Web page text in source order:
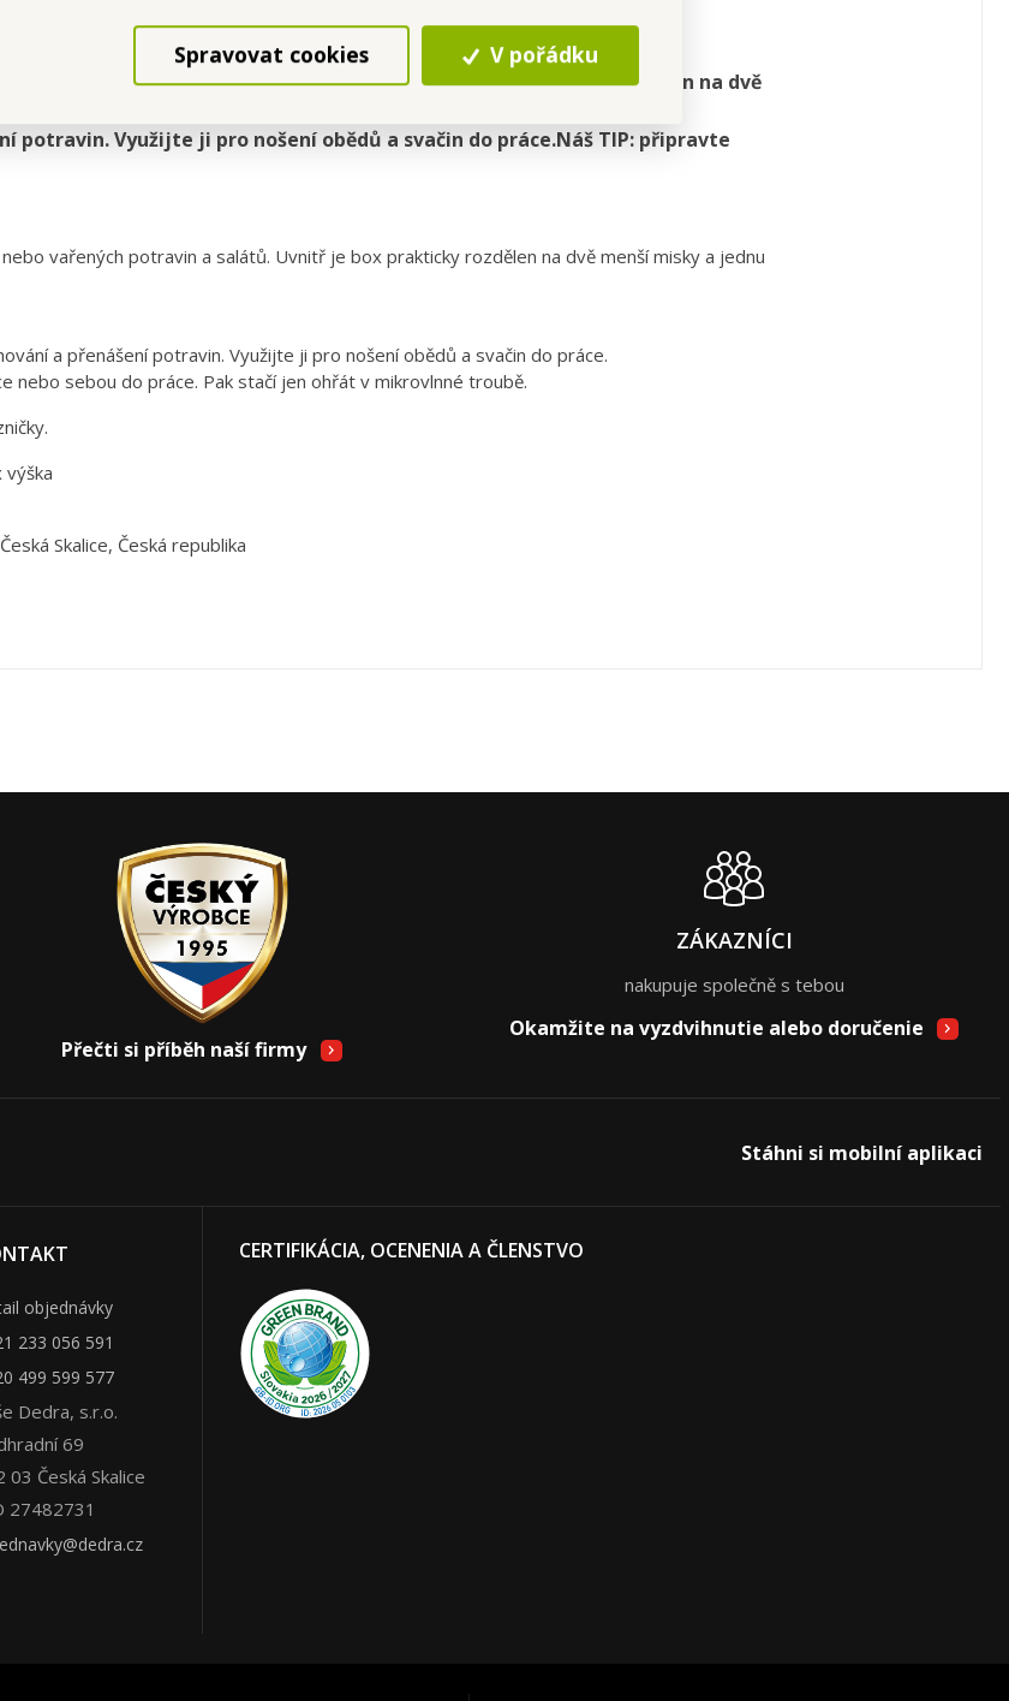
Spravovat cookies V pořádku
nebo vařených potravin a salátů. Uvnitř je box prakticky rozdělen na dvě
+ 250 + 250 ml.Rozměr 24,8 x 17,9 x 6,2 cm Krabička je vhodná pro
potravin. Využijte ji pro nošení obědů a svačin do práce.Náš TIP: připravte
vařených potravin a salátů. Uvnitř je box prakticky rozdělen na dvě menší misky a jednu
a přenášení potravin. Využijte ji pro nošení obědů a svačin do práce.
nebo sebou do práce. Pak stačí jen ohřát v mikrovlnné troubě.
výška
Skalice, Česká republika
Přečti si příběh naší firmy
ZÁKAZNÍCI
nakupuje společně s tebou
Okamžite na vyzdvihnutie alebo doručenie
Stáhni si mobilní aplikaci
objednávky
233 056 591
499 599 577
Dedra, s.r.o.
69
03 Česká Skalice
27482731
CERTIFIKÁCIA, OCENENIA A ČLENSTVO